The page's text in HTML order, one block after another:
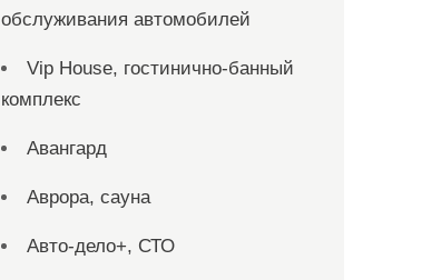
обслуживания автомобилей
Vip House, гостинично-банный
комплекс
Авангард
Аврора, сауна
Авто-дело+, СТО